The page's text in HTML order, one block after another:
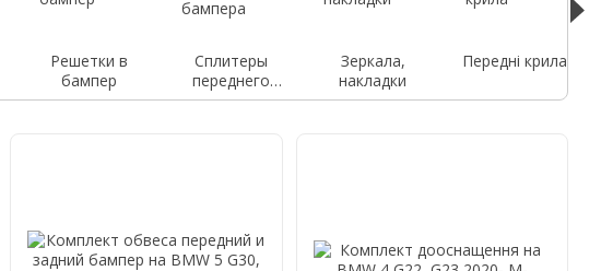
Решетки в
бампер
Сплитеры
переднего
бампера
Зеркала,
накладки
Передні крила